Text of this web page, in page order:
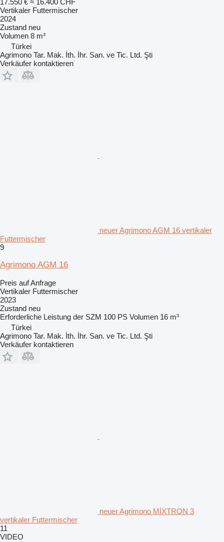
17.550 € ≈ 16.400 CHF
Vertikaler Futtermischer
2024
Zustand neu
Volumen 8 m³
Türkei
Agrimono Tar. Mak. İth. İhr. San. ve Tic. Ltd. Şti
Verkäufer kontaktieren
neuer Agrimono AGM 16 vertikaler
Futtermischer
9
Agrimono AGM 16
Preis auf Anfrage
Vertikaler Futtermischer
2023
Zustand neu
Erforderliche Leistung der SZM 100 PS Volumen 16 m³
Türkei
Agrimono Tar. Mak. İth. İhr. San. ve Tic. Ltd. Şti
Verkäufer kontaktieren
neuer Agrimono MİXTRON 3
vertikaler Futtermischer
11
VIDEO